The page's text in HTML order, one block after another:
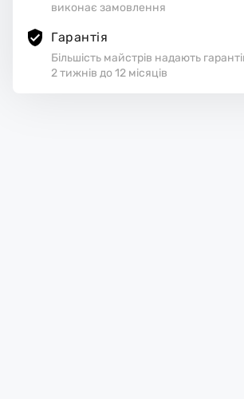
виконає замовлення
Гарантія
Більшість майстрів надають
2 тижнів до 12 місяців